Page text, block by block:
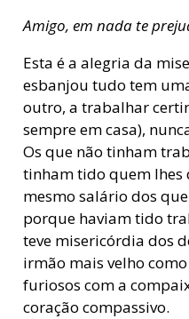
Amigo, em nada te
Esta é a alegria da
esbanjou tudo tem
outro, a trabalhar
sempre em casa),
Os que não tinham
tinham tido quem lhes
mesmo salário dos
porque haviam tido
teve misericórdia dos
irmão mais velho
furiosos com a
coração compassivo.